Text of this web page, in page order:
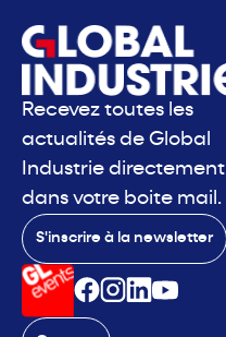
Recevez toutes les
actualités de Global
Industrie directement
dans votre boite mail.
S'inscrire à la newsletter